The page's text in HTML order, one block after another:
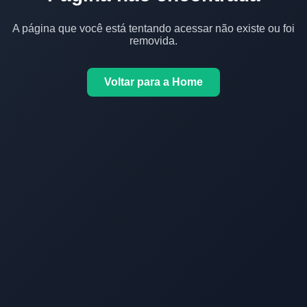
A página que você está tentando acessar não existe ou foi
removida.
Voltar para a Home